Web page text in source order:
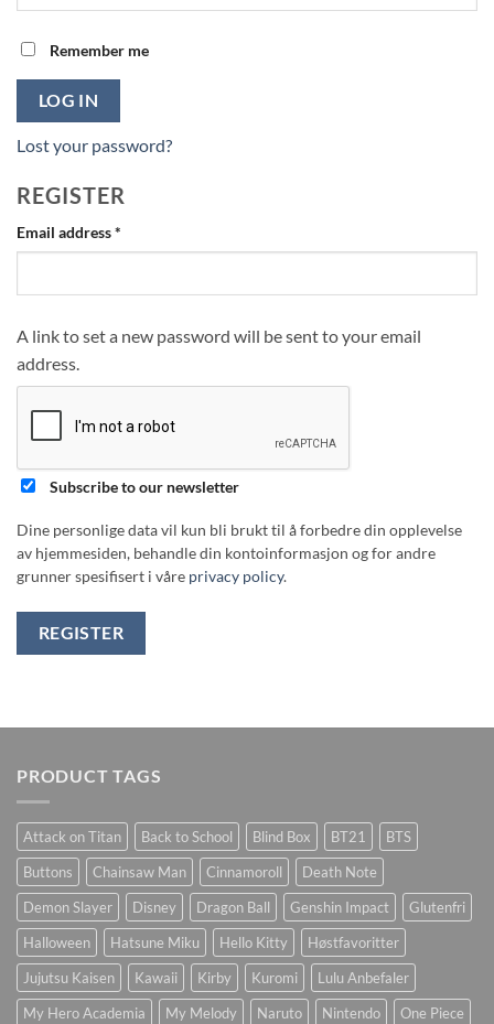
Remember me
LOG IN
Lost your password?
REGISTER
Email address*
A link to set a new password will be sent to your email
address.
Subscribe to our newsletter
Dine personlige data vil kun bli brukt til å forbedre din opplevelse
av hjemmesiden, behandle din kontoinformasjon og for andre
grunner spesifisert i våre privacy policy.
REGISTER
PRODUCT TAGS
Attack on Titan Back to School Blind Box BT21
BTS
Buttons
Chainsaw Man Cinnamoroll
Death Note
Demon Slayer
Disney Dragon Ball Genshin Impact
Glutenfri
Halloween
Hatsune Miku Hello Kitty
Høstfavoritter
Jujutsu Kaisen
Kawaii Kirby Kuromi
Lulu Anbefaler
My Hero Academia
My Melody Naruto Nintendo
One Piece